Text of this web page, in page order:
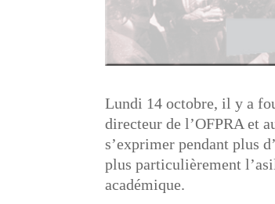
Lundi 14 octobre, il y a
directeur de l’OFPRA et
s’exprimer pendant plus
plus particulièrement
académique.